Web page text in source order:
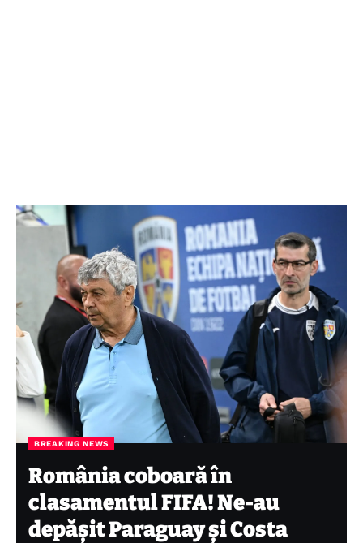
BREAKING NEWS
România coboară în
clasamentul FIFA! Ne-au
depășit Paraguay și Costa